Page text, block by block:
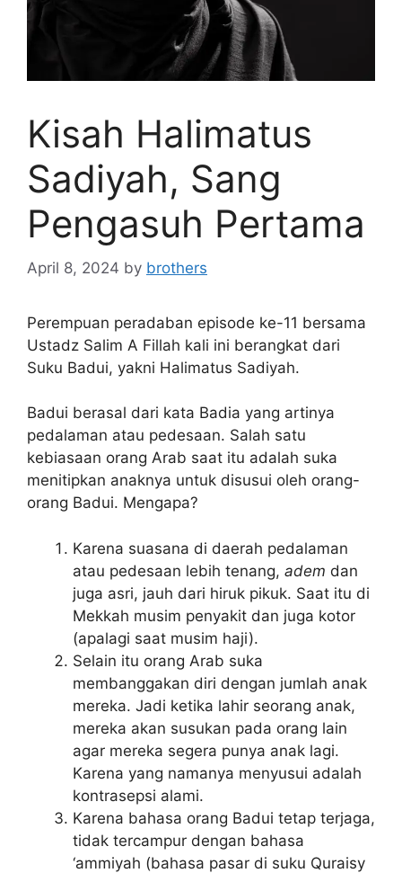
Kisah Halimatus
Sadiyah, Sang
Pengasuh Pertama
April 8, 2024 by brothers
Perempuan peradaban episode ke-11 bersama
Ustadz Salim A Fillah kali ini berangkat dari
Suku Badui, yakni Halimatus Sadiyah.
Badui berasal dari kata Badia yang artinya
pedalaman atau pedesaan. Salah satu
kebiasaan orang Arab saat itu adalah suka
menitipkan anaknya untuk disusui oleh orang-
orang Badui. Mengapa?
Karena suasana di daerah pedalaman
atau pedesaan lebih tenang, adem dan
juga asri, jauh dari hiruk pikuk. Saat itu di
Mekkah musim penyakit dan juga kotor
(apalagi saat musim haji).
Selain itu orang Arab suka
membanggakan diri dengan jumlah anak
mereka. Jadi ketika lahir seorang anak,
mereka akan susukan pada orang lain
agar mereka segera punya anak lagi.
Karena yang namanya menyusui adalah
kontrasepsi alami.
Karena bahasa orang Badui tetap terjaga,
tidak tercampur dengan bahasa
‘ammiyah (bahasa pasar di suku Quraisy